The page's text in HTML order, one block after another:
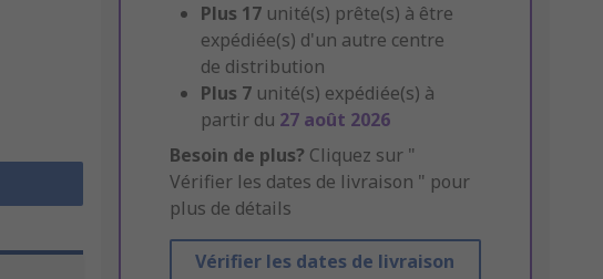
Plus 17 unité(s) prête(s) à être
expédiée(s) d'un autre centre
de distribution
Plus 7 unité(s) expédiée(s) à
partir du 27 août 2026
Besoin de plus? Cliquez sur "
Vérifier les dates de livraison " pour
plus de détails
Vérifier les dates de livraison